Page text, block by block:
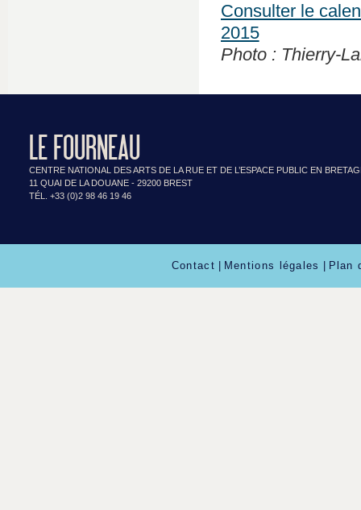
Consulter le
2015
Photo : Thierry-
LE FOURNEAU
CENTRE NATIONAL DES ARTS DE LA RUE ET DE L’ESPACE PUBLIC EN
11 QUAI DE LA DOUANE - 29200 BREST
TÉL. +33 (0)2 98 46 19 46
Contact Mentions légales Plan